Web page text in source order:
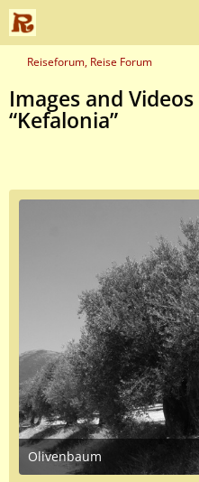
Reiseforum, Reise Forum
Images and
“Kefalonia”
Olivenbaum
July 12, 2016 at 7:41 AM